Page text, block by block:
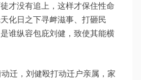
才没有追上，这样才保住性命
化日之下寻衅滋事、打砸民
谁纵容包庇刘健，致使其能横
迁，刘健殴打动迁户亲属，家